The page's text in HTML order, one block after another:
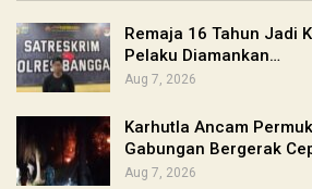
Remaja 16 Tahun Jadi
Pelaku Diamankan…
Aug 7, 2026
Karhutla Ancam
Gabungan Bergerak
Aug 7, 2026